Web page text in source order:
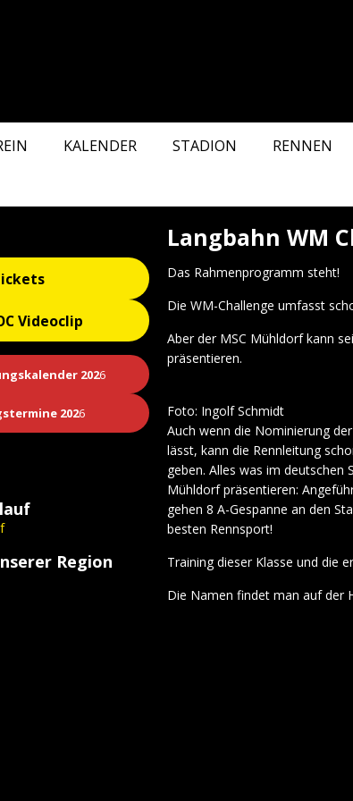
KALENDER STADION RENNEN
Langbahn WM
Das Rahmenprogramm steht!
Die WM-Challenge umfasst
Aber der MSC Mühldorf kann
präsentieren.
Foto: Ingolf Schmidt
Auch wenn die Nominierung
lässt, kann die Rennleitung
geben. Alles was im deutschen
Mühldorf präsentieren:
gehen 8 A-Gespanne an den
besten Rennsport!
Training dieser Klasse und die
Die Namen findet man auf der
Videoclip
2026
2026
Region